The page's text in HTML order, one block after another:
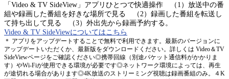
「Video & TV SideView」アプリひとつで快適操作 （1）放送中の番
組や録画した番組を好きな場所で見る （2）録画した番組を転送し
て持ち出して見る （3）外出先から録画予約する。
Video & TV SideViewについてはこちら
＊ アプリをアップデートすることで無料で利用できます。最新のバージョンに
アップデートいただくか、最新版をダウンロードください。詳しくは Video＆TV
SideViewページをご確認ください◎携帯回線（別途パケット通信料がかかりま
す）やWi-Fiが使用できる環境が必要です◎ネットワーク環境によっては、再生
が途切れる場合があります◎4K放送のストリーミング視聴は録画番組のみ。４K